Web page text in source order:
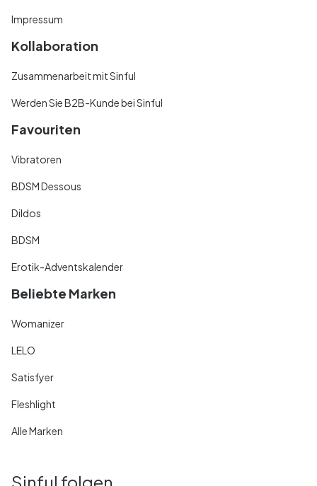
Impressum
Kollaboration
Zusammenarbeit mit Sinful
Werden Sie B2B-Kunde bei Sinful
Favouriten
Vibratoren
BDSM Dessous
Dildos
BDSM
Erotik-Adventskalender
Beliebte Marken
Womanizer
LELO
Satisfyer
Fleshlight
Alle Marken